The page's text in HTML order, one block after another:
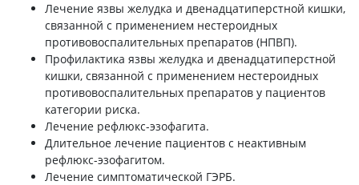
Лечение язвы желудка и двенадцатиперстной кишки,
связанной с применением нестероидных
противовоспалительных препаратов (НПВП).
Профилактика язвы желудка и двенадцатиперстной
кишки, связанной с применением нестероидных
противовоспалительных препаратов у пациентов
категории риска.
Лечение рефлюкс-эзофагита.
Длительное лечение пациентов с неактивным
рефлюкс-эзофагитом.
Лечение симптоматической ГЭРБ.